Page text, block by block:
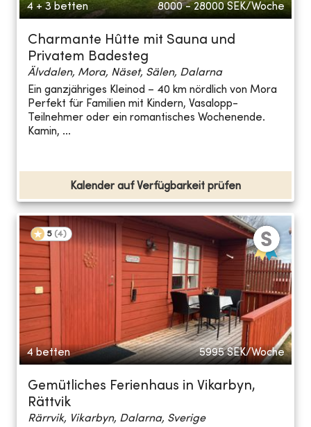
4 + 3 betten 8000 - 28000 SEK/Woche
Charmante Hûtte mit Sauna und
Privatem Badesteg
Älvdalen, Mora, Näset, Sälen, Dalarna
Ein ganzjähriges Kleinod – 40 km nördlich von Mora
Perfekt für Familien mit Kindern, Vasalopp-
Teilnehmer oder ein romantisches Wochenende.
Kamin, ...
Kalender auf Verfügbarkeit prüfen
5 (4)
4 betten 5995 SEK/Woche
Gemütliches Ferienhaus in Vikarbyn,
Rättvik
Rärrvik, Vikarbyn, Dalarna, Sverige